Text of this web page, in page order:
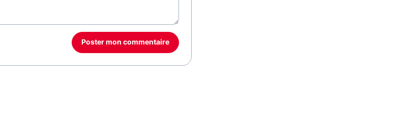
Poster mon commentaire